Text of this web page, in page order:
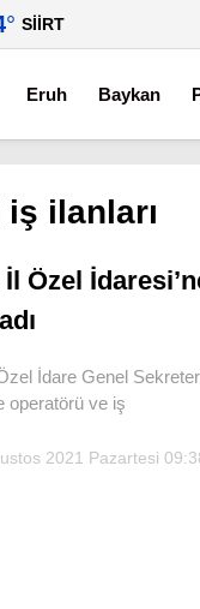
° SIIRT
Eruh Baykan
ilanları
Özel
İdare Genel
operatörü ve iş
2021 Pazartesi